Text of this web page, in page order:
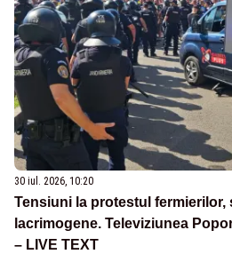
30 iul. 2026, 10:20
Tensiuni la protestul fermierilor,
lacrimogene. Televiziunea
– LIVE TEXT